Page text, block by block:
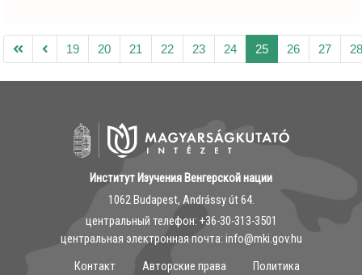
19 20 21 22 23 24 25 26 27
Институт Изучения Венгерской нации
1062 Budapest, Andrássy út 64.
центральный телефон: ‭+36-30-313-3501
центральная электронная почта: info@mki.gov.hu
Контакт
Авторские права
Политика